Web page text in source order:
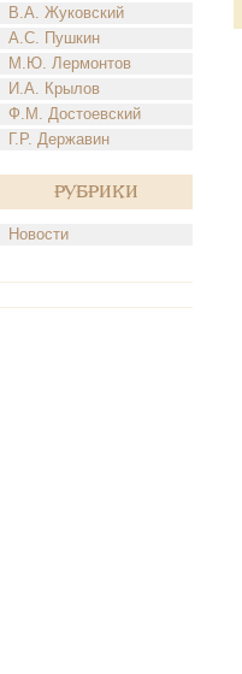
В.А. Жуковский
А.С. Пушкин
М.Ю. Лермонтов
И.А. Крылов
Ф.М. Достоевский
Г.Р. Державин
Рубрики
Новости